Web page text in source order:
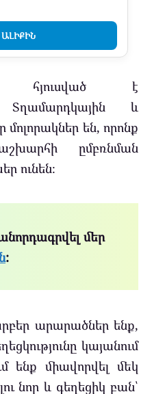
հյուսված է
Տղամարդկային և
են, որոնք
ըմբռնման
ունեն։
մեր
:
արարածներ ենք,
կայանում
ենք միավորվել մեկ
նոր և գեղեցիկ բան՝